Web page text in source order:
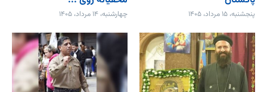
پنجشنبه، ۱۵ مرداد، ۱۴۰۵ چهارشنبه، ۱۴ مرداد، ۱۴۰۵